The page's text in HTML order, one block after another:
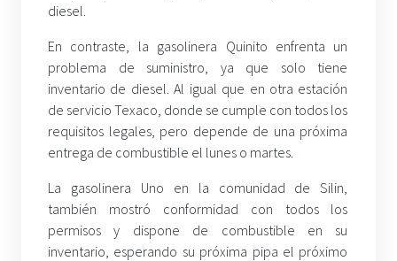
diesel.
En contraste, la gasolinera Quinito enfrenta un
problema de suministro, ya que solo tiene
inventario de diesel. Al igual que en otra estación
de servicio Texaco, donde se cumple con todos los
requisitos legales, pero depende de una próxima
entrega de combustible el lunes o martes.
La gasolinera Uno en la comunidad de Silin,
también mostró conformidad con todos los
permisos y dispone de combustible en su
inventario, esperando su próxima pipa el próximo